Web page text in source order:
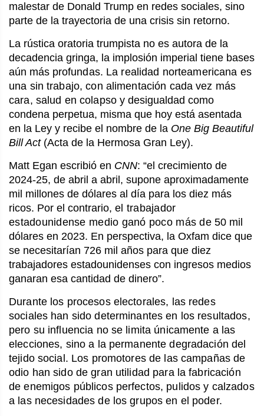
malestar de Donald Trump en redes sociales, sino
parte de la trayectoria de una crisis sin retorno.
La rústica oratoria trumpista no es autora de la
decadencia gringa, la implosión imperial tiene bases
aún más profundas. La realidad norteamericana es
una sin trabajo, con alimentación cada vez más
cara, salud en colapso ydesigualdad como
condena perpetua, misma que hoy está asentada
en la Ley y recibe el nombre de la One Big Beautiful
Bill Act(Acta de la Hermosa Gran Ley).
Matt Egan escribió en CNN: “el crecimiento de
2024-25, de abril a abril, supone aproximadamente
mil millones de dólares al día para los diez más
ricos. Por el contrario, el trabajador
estadounidense medio ganó poco más de50 mil
dólares en 2023. En perspectiva, la Oxfam dice que
se necesitarían 726 mil años para que diez
trabajadores estadounidenses con ingresos medios
ganaran esa cantidad de dinero”.
Durante los procesos electorales, las redes
sociales han sido determinantes en los resultados,
pero su influencia no se limita únicamente a las
elecciones, sino a la permanente degradación del
tejido social. Los promotores de las campañas de
odio han sido de gran utilidad para la fabricación
de enemigos públicos perfectos, pulidos y calzados
a las necesidades de los grupos en el poder.